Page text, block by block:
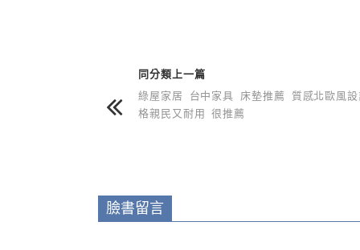
同分類上一篇
綠屋家居 台中家具 床墊推薦 質感北歐風
格親民又耐用 很推薦
臉書留言